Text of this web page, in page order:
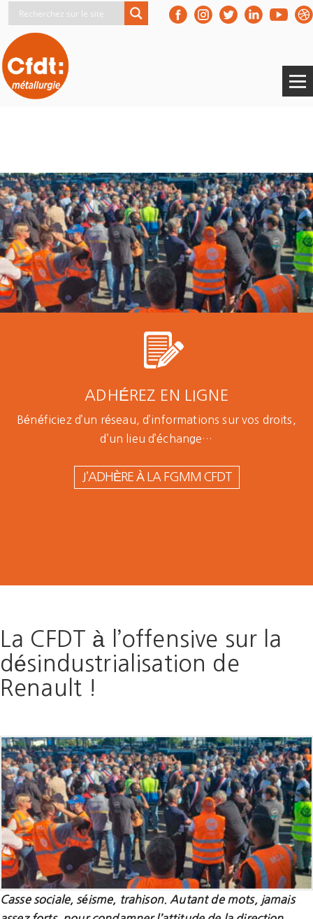
ADHÉREZ EN LIGNE
Bénéficiez d’un réseau, d’informations sur vos droits,
d’un lieu d’échange…
J’ADHÈRE À LA FGMM CFDT
La CFDT à l’offensive sur la
désindustrialisation de
Renault !
Casse sociale, séisme, trahison. Autant de mots, jamais